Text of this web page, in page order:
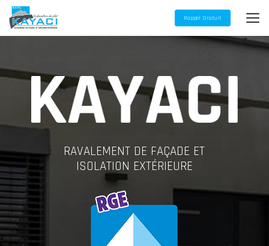
Aller
contenu
principal
Rappel Gratuit
RAVALEMENT DE FAÇADE ET
ISOLATION EXTÉRIEURE